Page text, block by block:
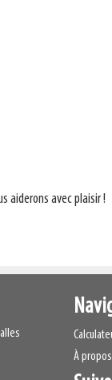
aiderons avec plaisir !
À